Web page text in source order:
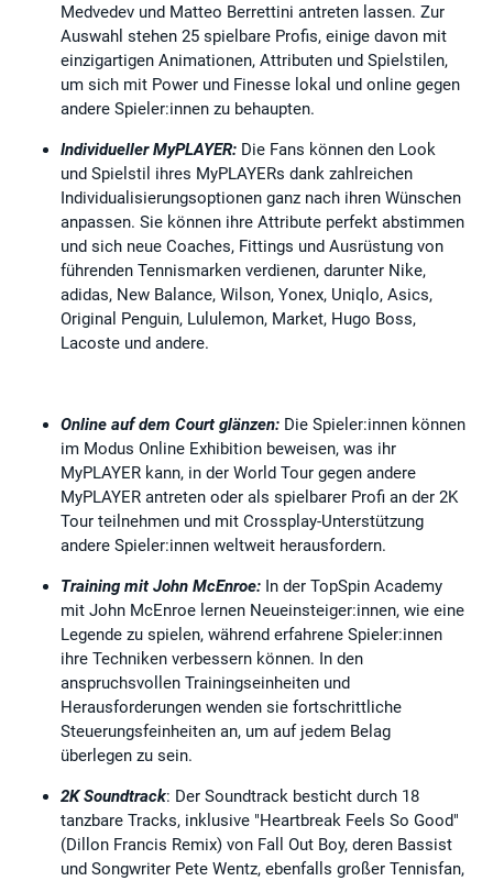
Medvedev und Matteo Berrettini antreten lassen. Zur
Auswahl stehen 25 spielbare Profis, einige davon mit
einzigartigen Animationen, Attributen und Spielstilen,
um sich mit Power und Finesse lokal und online gegen
andere Spieler:innen zu behaupten.
Individueller MyPLAYER: Die Fans können den Look
und Spielstil ihres MyPLAYERs dank zahlreichen
Individualisierungsoptionen ganz nach ihren Wünschen
anpassen. Sie können ihre Attribute perfekt abstimmen
und sich neue Coaches, Fittings und Ausrüstung von
führenden Tennismarken verdienen, darunter Nike,
adidas, New Balance, Wilson, Yonex, Uniqlo, Asics,
Original Penguin, Lululemon, Market, Hugo Boss,
Lacoste und andere.
Online auf dem Court glänzen: Die Spieler:innen können
im Modus Online Exhibition beweisen, was ihr
MyPLAYER kann, in der World Tour gegen andere
MyPLAYER antreten oder als spielbarer Profi an der 2K
Tour teilnehmen und mit Crossplay-Unterstützung
andere Spieler:innen weltweit herausfordern.
Training mit John McEnroe: In der TopSpin Academy
mit John McEnroe lernen Neueinsteiger:innen, wie eine
Legende zu spielen, während erfahrene Spieler:innen
ihre Techniken verbessern können. In den
anspruchsvollen Trainingseinheiten und
Herausforderungen wenden sie fortschrittliche
Steuerungsfeinheiten an, um auf jedem Belag
überlegen zu sein.
2K Soundtrack: Der Soundtrack besticht durch 18
tanzbare Tracks, inklusive "Heartbreak Feels So Good"
(Dillon Francis Remix) von Fall Out Boy, deren Bassist
und Songwriter Pete Wentz, ebenfalls großer Tennisfan,